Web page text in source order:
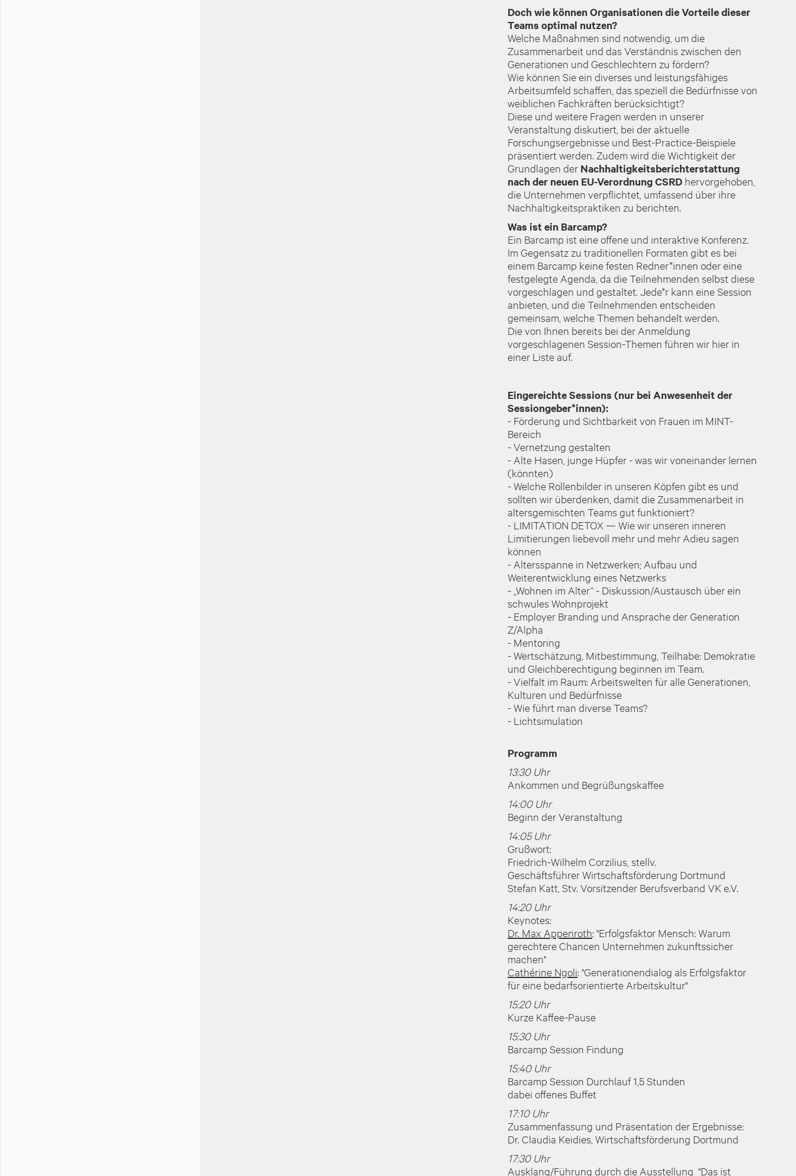
Doch wie können Organisationen die Vorteile dieser
Teams optimal nutzen?
Welche Maßnahmen sind notwendig, um die
Zusammenarbeit und das Verständnis zwischen den
Generationen und Geschlechtern zu fördern?
Wie können Sie ein diverses und leistungsfähiges
Arbeitsumfeld schaffen, das speziell die Bedürfnisse von
weiblichen Fachkräften berücksichtigt?
Diese und weitere Fragen werden in unserer
Veranstaltung diskutiert, bei der aktuelle
Forschungsergebnisse und Best-Practice-Beispiele
präsentiert werden. Zudem wird die Wichtigkeit der
Grundlagen der Nachhaltigkeitsberichterstattung
nach der neuen EU-Verordnung CSRD hervorgehoben,
die Unternehmen verpflichtet, umfassend über ihre
Nachhaltigkeitspraktiken zu berichten.
Was ist ein Barcamp?
Ein Barcamp ist eine offene und interaktive Konferenz.
Im Gegensatz zu traditionellen Formaten gibt es bei
einem Barcamp keine festen Redner*innen oder eine
festgelegte Agenda, da die Teilnehmenden selbst diese
vorgeschlagen und gestaltet. Jede*r kann eine Session
anbieten, und die Teilnehmenden entscheiden
gemeinsam, welche Themen behandelt werden.
Die von Ihnen bereits bei der Anmeldung
vorgeschlagenen Session-Themen führen wir hier in
einer Liste auf.
Eingereichte Sessions (nur bei Anwesenheit der
Sessiongeber*innen):
- Förderung und Sichtbarkeit von Frauen im MINT-
Bereich
- Vernetzung gestalten
- Alte Hasen, junge Hüpfer - was wir voneinander lernen
(könnten)
- Welche Rollenbilder in unseren Köpfen gibt es und
sollten wir überdenken, damit die Zusammenarbeit in
altersgemischten Teams gut funktioniert?
- LIMITATION DETOX — Wie wir unseren inneren
Limitierungen liebevoll mehr und mehr Adieu sagen
können
- Altersspanne in Netzwerken; Aufbau und
Weiterentwicklung eines Netzwerks
- „Wohnen im Alter“ - Diskussion/Austausch über ein
schwules Wohnprojekt
- Employer Branding und Ansprache der Generation
Z/Alpha
- Mentoring
- Wertschätzung, Mitbestimmung, Teilhabe: Demokratie
und Gleichberechtigung beginnen im Team.
- Vielfalt im Raum: Arbeitswelten für alle Generationen,
Kulturen und Bedürfnisse
- Wie führt man diverse Teams?
- Lichtsimulation
Programm
13:30 Uhr
Ankommen und Begrüßungskaffee
14:00 Uhr
Beginn der Veranstaltung
14:05 Uhr
Grußwort:
Friedrich-Wilhelm Corzilius, stellv.
Geschäftsführer Wirtschaftsförderung Dortmund
Stefan Katt, Stv. Vorsitzender Berufsverband VK e.V.
14:20 Uhr
Keynotes:
Dr. Max Appenroth: "Erfolgsfaktor Mensch: Warum
gerechtere Chancen Unternehmen zukunftssicher
machen"
Cathérine Ngoli: "Generationendialog als Erfolgsfaktor
für eine bedarfsorientierte Arbeitskultur"
15:20 Uhr
Kurze Kaffee-Pause
15:30 Uhr
Barcamp Session Findung
15:40 Uhr
Barcamp Session Durchlauf 1,5 Stunden
dabei offenes Buffet
17:10 Uhr
Zusammenfassung und Präsentation der Ergebnisse:
Dr. Claudia Keidies, Wirtschaftsförderung Dortmund
17:30 Uhr
Ausklang/Führung durch die Ausstellung "Das ist